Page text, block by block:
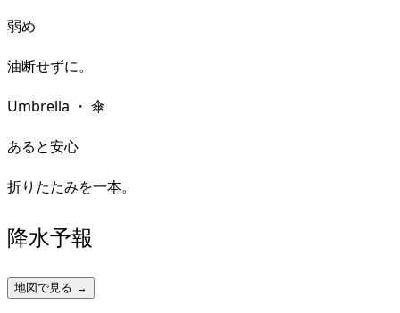
弱め
油断せずに。
Umbrella ・ 傘
あると安心
折りたたみを一本。
降水予報
地図で見る →